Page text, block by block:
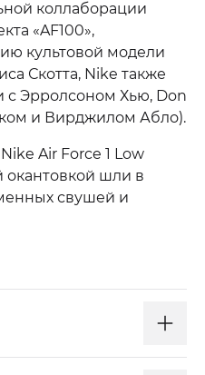
коллаборации
«AF100»,
культовой модели
Скотта, Nike также
с Эрролсоном Хью, Don
и Вирджилом Абло).
Air Force 1 Low
окантовкой шли в
свушей и